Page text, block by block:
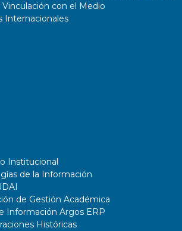
con el Medio
Internacionales
Institucional
de la Información
de Gestión Académica
Información Argos ERP
Históricas